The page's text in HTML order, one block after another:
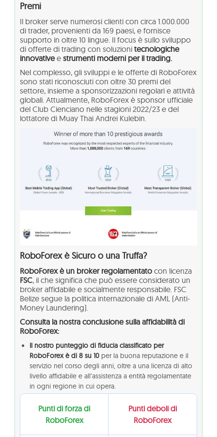
Premi
Il broker serve numerosi clienti con circa 1.000.000
di trader, provenienti da 169 paesi, e fornisce
supporto in oltre 10 lingue. Il focus è sullo sviluppo
di offerte di trading con soluzioni tecnologiche
innovativee strumenti moderni per il trading.
Nel complesso, gli sviluppi e le offerte di RoboForex
sono stati riconosciuti con oltre 30 premi del
settore, insieme a sponsorizzazioni regolari e attività
globali. Attualmente, RoboForex è sponsor ufficiale
del Club Cienciano nelle stagioni 2022/23 e del
lottatore di Muay Thai Andrei Kulebin.
RoboForex è Sicuro o una Truffa?
RoboForex è un broker regolamentato con licenza
FSC, il che significa che può essere considerato un
broker affidabile e socialmente responsabile. FSC
Belize segue la politica internazionale di AML (Anti-
Money Laundering).
Consulta la nostra conclusione sulla affidabilità di
RoboForex:
Il nostro punteggio di fiducia classificato per
RoboForex è di 8 su 10 per la buona reputazione e il
servizio nel corso degli anni, oltre a una licenza di alto
livello affidabile e all’assistenza a entità regolamentate
in ogni regione in cui opera.
Punti di forza di
RoboForex
Punti deboli di
RoboForex